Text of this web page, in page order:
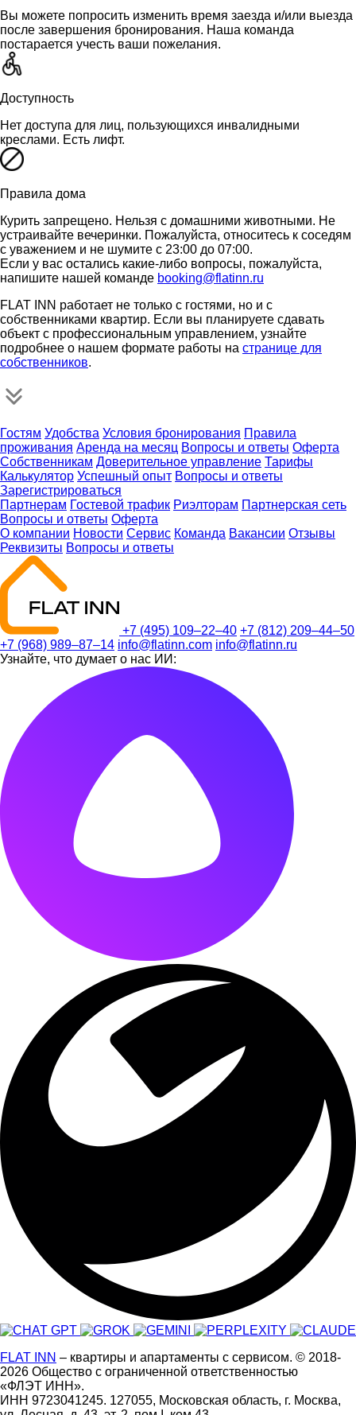
Вы можете попросить изменить время заезда и/или выезда
после завершения бронирования. Наша команда
постарается учесть ваши пожелания.
Доступность
Нет доступа для лиц, пользующихся инвалидными
креслами. Есть лифт.
Правила дома
Курить запрещено. Нельзя с домашними животными. Не
устраивайте вечеринки. Пожалуйста, относитесь к соседям
с уважением и не шумите с 23:00 до 07:00.
Если у вас остались какие-либо вопросы, пожалуйста,
напишите нашей команде booking@flatinn.ru
FLAT INN работает не только с гостями, но и с
собственниками квартир. Если вы планируете сдавать
объект с профессиональным управлением, узнайте
подробнее о нашем формате работы на странице для
собственников.
Гостям Удобства Условия бронирования Правила
проживания Аренда на месяц Вопросы и ответы Оферта
Собственникам Доверительное управление Тарифы
Калькулятор Успешный опыт Вопросы и ответы
Зарегистрироваться
Партнерам Гостевой трафик Риэлторам Партнерская сеть
Вопросы и ответы Оферта
О компании Новости Сервис Команда Вакансии Отзывы
Реквизиты Вопросы и ответы
+7 (495) 109–22–40 +7 (812) 209–44–50
+7 (968) 989–87–14 info@flatinn.com info@flatinn.ru
Узнайте, что думает о нас ИИ:
FLAT INN – квартиры и апартаменты с сервисом. © 2018-
2026 Общество с ограниченной ответственностью
«ФЛЭТ ИНН».
ИНН 9723041245. 127055, Московская область, г. Москва,